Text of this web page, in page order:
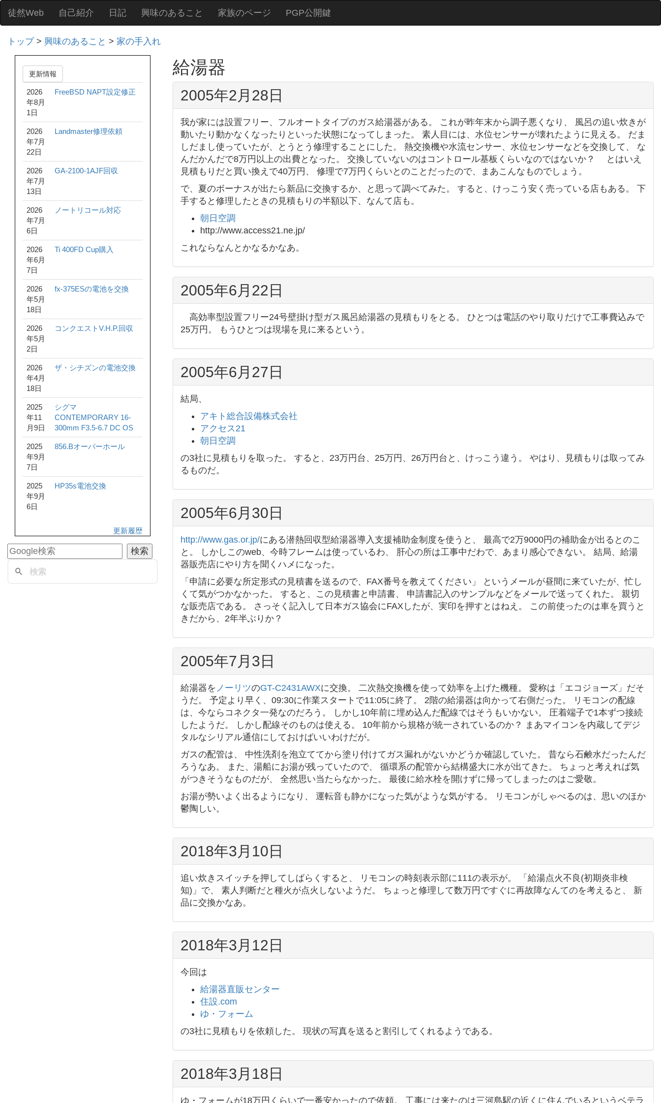
徒然Web 自己紹介 日記 興味のあること 家族のページ PGP公開鍵
トップ> 興味のあること > 家の手入れ
更新情報
2026
年8月
1日
FreeBSD NAPT設定修正
2026
年7月
22日
Landmaster修理依頼
2026
年7月
13日
GA-2100-1AJF回収
2026
年7月
6日
ノートリコール対応
2026
年6月
7日
Ti 400FD Cup購入
2026
年5月
18日
fx-375ESの電池を交換
2026
年5月
2日
コンクエストV.H.P.回収
2026
年4月
18日
ザ・シチズンの電池交換
2025
年11
月9日
シグマ
CONTEMPORARY 16-
300mm F3.5-6.7 DC OS
2025
年9月
7日
856.Bオーバーホール
2025
年9月
6日
HP35s電池交換
更新履歴
給湯器
2005年2月28日
我が家には設置フリー、フルオートタイプのガス給湯器がある。 これが昨年末から調子悪くなり、 風呂の追い炊きが
動いたり動かなくなったりといった状態になってしまった。 素人目には、水位センサーが壊れたように見える。 だま
しだまし使っていたが、とうとう修理することにした。 熱交換機や水流センサー、水位センサーなどを交換して、 な
んだかんだで8万円以上の出費となった。 交換していないのはコントロール基板くらいなのではないか？ とはいえ
見積もりだと買い換えで40万円、 修理で7万円くらいとのことだったので、まあこんなものでしょう。
で、夏のボーナスが出たら新品に交換するか、と思って調べてみた。 すると、けっこう安く売っている店もある。 下
手すると修理したときの見積もりの半額以下、なんて店も。
朝日空調
http://www.access21.ne.jp/
これならなんとかなるかなあ。
2005年6月22日
高効率型設置フリー24号壁掛け型ガス風呂給湯器の見積もりをとる。 ひとつは電話のやり取りだけで工事費込みで
25万円。 もうひとつは現場を見に来るという。
2005年6月27日
結局、
アキト総合設備株式会社
アクセス21
朝日空調
の3社に見積もりを取った。 すると、23万円台、25万円、26万円台と、けっこう違う。 やはり、見積もりは取ってみ
るものだ。
2005年6月30日
http://www.gas.or.jp/にある潜熱回収型給湯器導入支援補助金制度を使うと、 最高で2万9000円の補助金が出るとのこ
と。 しかしこのweb、今時フレームは使っているわ、 肝心の所は工事中だわで、あまり感心できない。 結局、給湯
器販売店にやり方を聞くハメになった。
「申請に必要な所定形式の見積書を送るので、FAX番号を教えてください」 というメールが昼間に来ていたが、忙し
くて気がつかなかった。 すると、この見積書と申請書、 申請書記入のサンプルなどをメールで送ってくれた。 親切
な販売店である。 さっそく記入して日本ガス協会にFAXしたが、実印を押すとはねえ。 この前使ったのは車を買うと
きだから、2年半ぶりか？
2005年7月3日
給湯器を ノーリツのGT-C2431AWXに交換。 二次熱交換機を使って効率を上げた機種。 愛称は「エコジョーズ」だそ
うだ。 予定より早く、09:30に作業スタートで11:05に終了。 2階の給湯器は向かって右側だった。 リモコンの配線
は、今ならコネクタ一発なのだろう。 しかし10年前に埋め込んだ配線ではそうもいかない。 圧着端子で1本ずつ接続
したようだ。 しかし配線そのものは使える。 10年前から規格が統一されているのか？ まあマイコンを内蔵してデジ
タルなシリアル通信にしておけばいいわけだが。
ガスの配管は、 中性洗剤を泡立ててから塗り付けてガス漏れがないかどうか確認していた。 昔なら石鹸水だったんだ
ろうなあ。 また、湯船にお湯が残っていたので、 循環系の配管から結構盛大に水が出てきた。 ちょっと考えれば気
がつきそうなものだが、 全然思い当たらなかった。 最後に給水栓を開けずに帰ってしまったのはご愛敬。
お湯が勢いよく出るようになり、 運転音も静かになった気がような気がする。 リモコンがしゃべるのは、思いのほか
鬱陶しい。
2018年3月10日
追い炊きスイッチを押してしばらくすると、 リモコンの時刻表示部に111の表示が。 「給湯点火不良(初期炎非検
知)」で、 素人判断だと種火が点火しないようだ。 ちょっと修理して数万円ですぐに再故障なんてのを考えると、 新
品に交換かなあ。
2018年3月12日
今回は
給湯器直販センター
住設.com
ゆ・フォーム
の3社に見積もりを依頼した。 現状の写真を送ると割引してくれるようである。
2018年3月18日
ゆ・フォームが18万円くらいで一番安かったので依頼。 工事には来たのは三河島駅の近くに住んでいるというベテラ